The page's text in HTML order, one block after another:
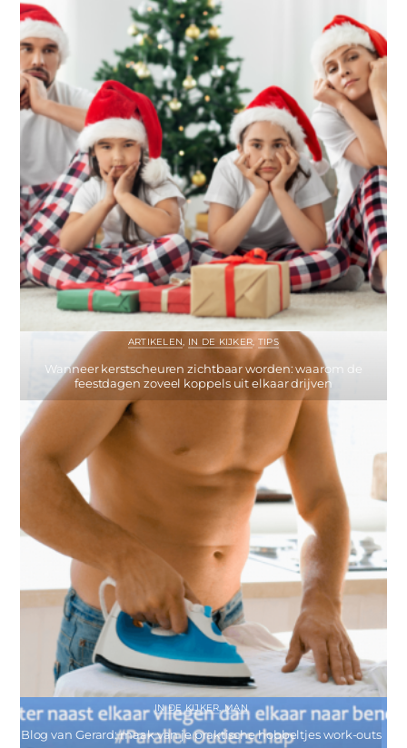
ARTIKELEN IN DE KIJKER TIPS
Wanneer kerstscheuren zichtbaar worden: waarom de
feestdagen zoveel koppels uit elkaar drijven
IN DE KIJKER,MAN
Blog van Gerard: maak van je praktische hobbeltjes work-outs